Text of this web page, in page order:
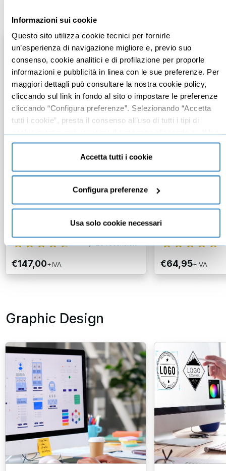
Informazioni sui cookie
Questo sito utilizza cookie tecnici per fornirle
un’esperienza di navigazione migliore e, previo suo
consenso, cookie analitici e di profilazione per proporle
informazioni e pubblicità in linea con le sue preferenze. Per
maggiori dettagli può consultare la nostra cookie policy,
cliccando sul link in fondo al sito o impostare le preferenze
cliccando “Configura preferenze”. Selezionando “Accetta
tutti i cookie”, presta il consenso all’uso di tutti i tipi di
cookie mentre può revocare il consenso cliccando su “Usa
solo cookie necessari” e saranno attivati i soli cookie
tecnici necessari al corretto funzionamento del sito.
Accetta tutti i cookie
Configura preferenze
Usa solo cookie necessari
distinguerti dai concorrenti
Marco De Veglia
+25 anni di esperienza con PMI, è il
23recensioni
€147,00+IVA
coordinata
Cinzia Marotta
€64,95+IVA
Graphic Design